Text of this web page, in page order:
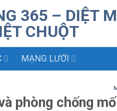
MẠNG LƯỚI
phòng chống